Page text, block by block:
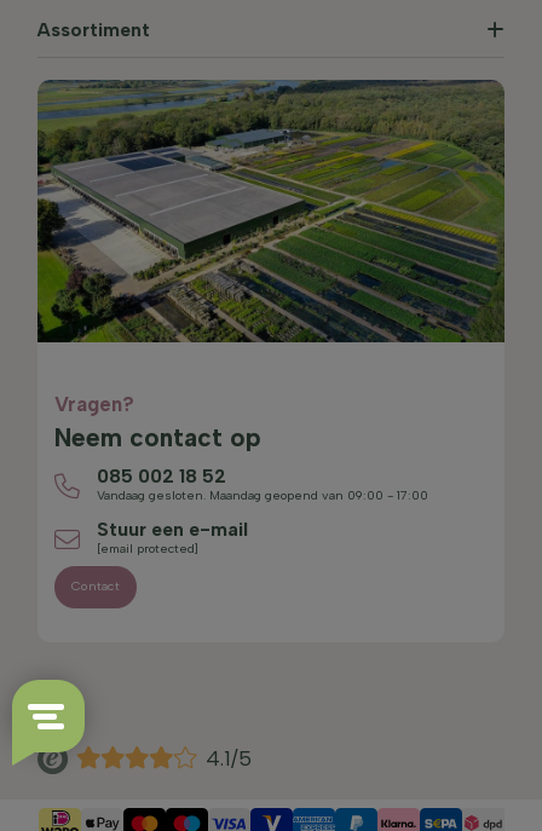
Assortiment
Vragen?
Neem contact op
085 002 18 52
Vandaag gesloten. Maandag geopend van 09:00 - 17:00
Stuur een e-mail
[email protected]
Contact
4.1/5